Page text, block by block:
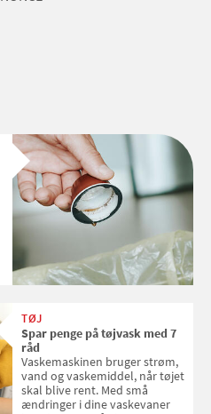
TØJ
Spar penge på tøjvask med 7
råd
Vaskemaskinen bruger strøm,
vand og vaskemiddel, når tøjet
skal blive rent. Med små
ændringer i dine vaskevaner